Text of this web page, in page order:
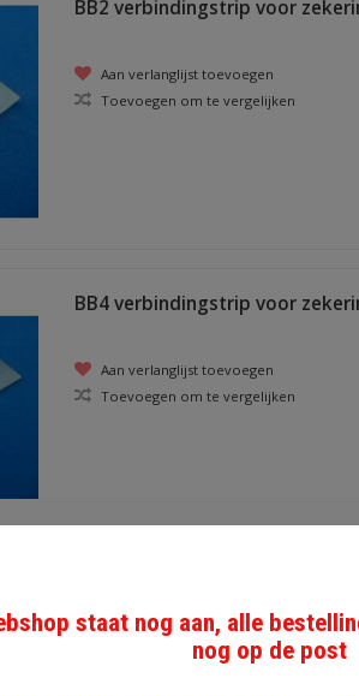
BB2 verbindingstrip voor
Aan verlanglijst toevoegen
Toevoegen om te vergelijken
BB4 verbindingstrip voor
Aan verlanglijst toevoegen
Toevoegen om te vergelijken
zekeringkast voor keramische
staat nog aan, alle
nog op de post